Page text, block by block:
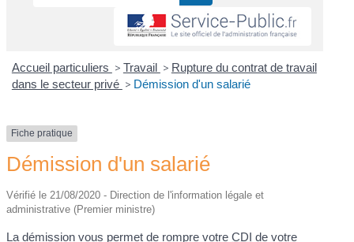
Accueil particuliers > Travail > Rupture du contrat de travail
dans le secteur privé > Démission d'un salarié
Fiche pratique
Démission d'un salarié
Vérifié le 21/08/2020 - Direction de l'information légale et
administrative (Premier ministre)
La démission vous permet de rompre votreCDI de votre